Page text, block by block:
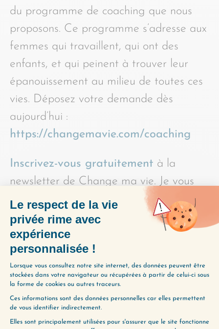
du programme de coaching que nous
proposons. Ce programme s’adresse aux
femmes qui travaillent, qui ont des
enfants, et qui peinent à trouver leur
épanouissement au milieu de toutes ces
vies. Déposez votre demande dès
aujourd’hui :
https://changemavie.com/coaching
Inscrivez-vous gratuitement à la
newsletter de Change ma vie. Je vous
enverrai en cadeau de bienvenue trois
exercices simples pour explorer votre
esprit, et tous les mardis, la Minute
Change ma vie. Et n’hésitez pas à
partager ce podcast avec vos amis si
vous pensez qu’ils pourraient aussi en
bénéficier !